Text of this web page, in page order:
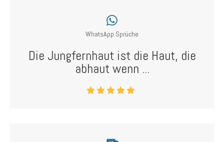
WhatsApp Sprüche
Die Jungfernhaut ist die Haut, die
abhaut wenn ...